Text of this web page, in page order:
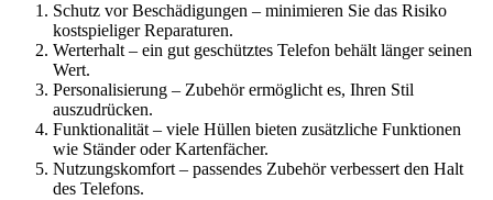
Schutz vor Beschädigungen – minimieren Sie das Risiko
kostspieliger Reparaturen.
Werterhalt – ein gut geschütztes Telefon behält länger seinen
Wert.
Personalisierung – Zubehör ermöglicht es, Ihren Stil
auszudrücken.
Funktionalität – viele Hüllen bieten zusätzliche Funktionen
wie Ständer oder Kartenfächer.
Nutzungskomfort – passendes Zubehör verbessert den Halt
des Telefons.